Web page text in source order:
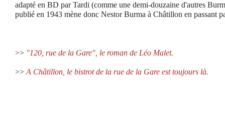
adapté en BD par Tardi (comme une demi-douzaine d'autres
publié en 1943 mène donc Nestor Burma à Châtillon en passant
>> "120, rue de la Gare", le roman de Léo Malet.
>> A Châtillon, le bistrot de la rue de la Gare est toujours là.